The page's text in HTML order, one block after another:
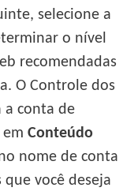
selecione a
o nível
recomendadas
O Controle dos
a conta de
emConteúdo
nome de conta
você deseja